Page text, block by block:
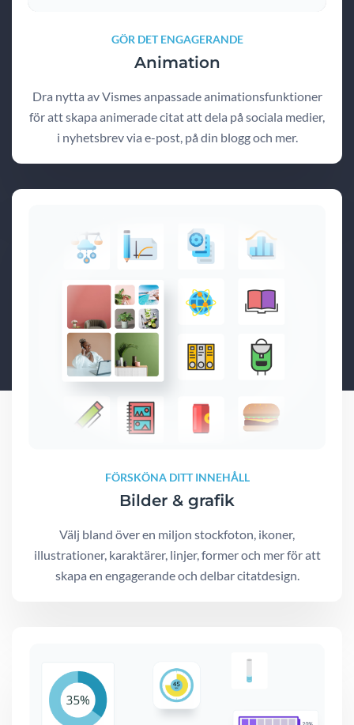
GÖR DET ENGAGERANDE
Animation
Dra nytta av Vismes anpassade animationsfunktioner
för att skapa animerade citat att dela på sociala medier,
i nyhetsbrev via e-post, på din blogg och mer.
FÖRSKÖNA DITT INNEHÅLL
Bilder & grafik
Välj bland över en miljon stockfoton, ikoner,
illustrationer, karaktärer, linjer, former och mer för att
skapa en engagerande och delbar citatdesign.